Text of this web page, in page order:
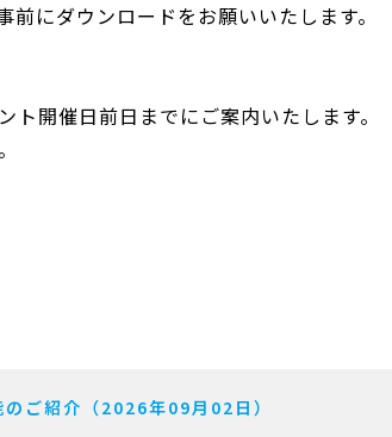
にダウンロードをお願いいたします。
開催日前日までにご案内いたします。
ご紹介（2026年09月02日）